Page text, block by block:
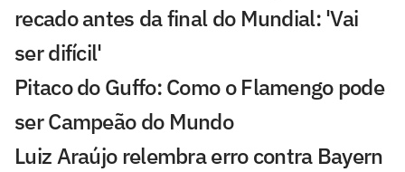
recado antes da final do Mundial: 'Vai
ser difícil'
Pitaco do Guffo: Como o Flamengo pode
ser Campeão do Mundo
Luiz Araújo relembra erro contra Bayern